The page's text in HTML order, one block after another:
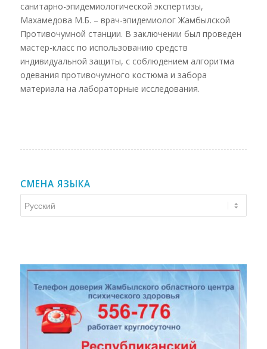
санитарно-эпидемиологической экспертизы,
Махамедова М.Б. – врач-эпидемиолог Жамбылской
Противочумной станции. В заключении был проведен
мастер-класс по использованию средств
индивидуальной защиты, с соблюдением алгоритма
одевания противочумного костюма и забора
материала на лабораторные исследования.
СМЕНА ЯЗЫКА
языка